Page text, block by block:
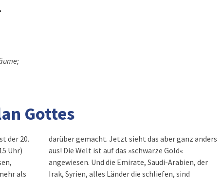
Gottes
der 20.
Uhr)
als
darüber gemacht. Jetzt sieht das aber ganz anders
aus! Die Welt ist auf das »schwarze Gold«
angewiesen. Und die Emirate, Saudi-Arabien, der
Irak, Syrien, alles Länder die schliefen, sind